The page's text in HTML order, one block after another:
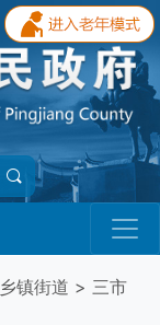
乡镇街道 > 三市